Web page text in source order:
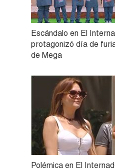
Escándalo en El
protagonizó día de
de Mega
Polémica en El